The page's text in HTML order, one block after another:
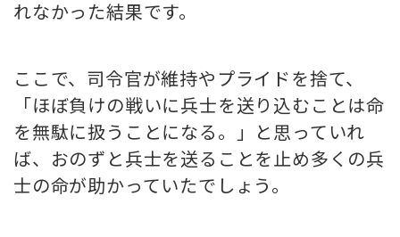
れなかった結果です。
ここで、司令官が維持やプライドを捨て、
「ほぼ負けの戦いに兵士を送り込むことは命
を無駄に扱うことになる。」と思っていれ
ば、おのずと兵士を送ることを止め多くの兵
士の命が助かっていたでしょう。